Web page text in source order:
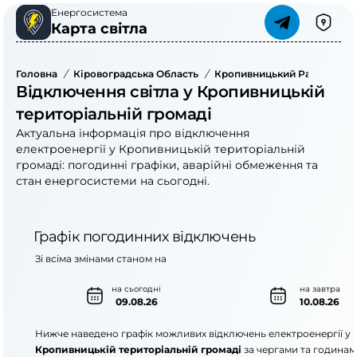
Енергосистема
Карта світла
Головна / Кіровоградська Область / Кропивницький Район
Відключення світла у Кропивницькій
територіальній громаді
Актуальна інформація про відключення
електроенергії у Кропивницькій територіальній
громаді: погодинні графіки, аварійні обмеження та
стан енергосистеми на сьогодні.
Графік погодинних відключень
на сьогодні
09.08.26
на завтра
10.08.26
Зі всіма змінами станом на
Нижче наведено графік можливих відключень електроенергії у
Кропивницькій територіальній громаді за чергами та